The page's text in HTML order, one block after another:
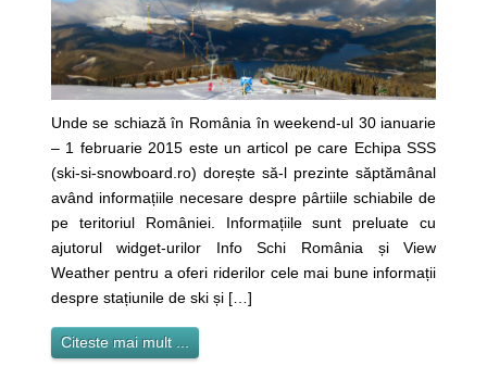
Unde se schiază în România în weekend-ul 30 ianuarie
– 1 februarie 2015 este un articol pe care Echipa SSS
(ski-si-snowboard.ro) dorește să-l prezinte săptămânal
având informațiile necesare despre pârtiile schiabile de
pe teritoriul României. Informațiile sunt preluate cu
ajutorul widget-urilor Info Schi România și View
Weather pentru a oferi riderilor cele mai bune informații
despre stațiunile de ski și […]
Citeste mai mult ...